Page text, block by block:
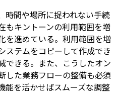
時間や場所に捉われない手続
もキントーンの利用範囲を増
を進めている。利用範囲を増
ステムをコピーして作成でき
できる。また、こうしたオン
した業務フローの整備も必須
能を活かせばスムーズな調整